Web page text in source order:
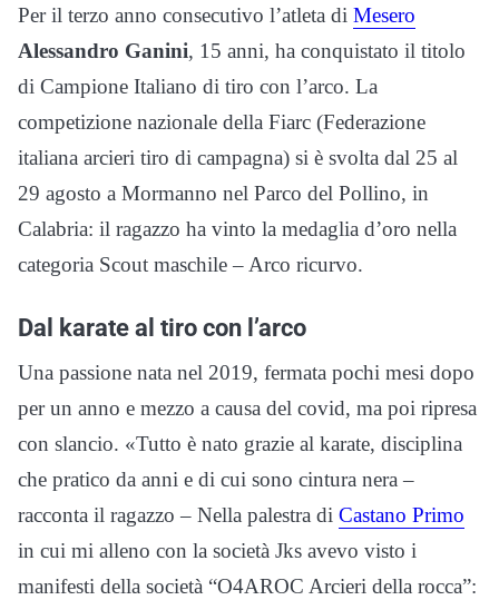
Per il terzo anno consecutivo l’atleta di Mesero
Alessandro Ganini, 15 anni, ha conquistato il titolo
di Campione Italiano di tiro con l’arco. La
competizione nazionale della Fiarc (Federazione
italiana arcieri tiro di campagna) si è svolta dal 25 al
29 agosto a Mormanno nel Parco del Pollino, in
Calabria: il ragazzo ha vinto la medaglia d’oro nella
categoria Scout maschile – Arco ricurvo.
Dal karate al tiro con l’arco
Una passione nata nel 2019, fermata pochi mesi dopo
per un anno e mezzo a causa del covid, ma poi ripresa
con slancio. «Tutto è nato grazie al karate, disciplina
che pratico da anni e di cui sono cintura nera –
racconta il ragazzo – Nella palestra di Castano Primo
in cui mi alleno con la società Jks avevo visto i
manifesti della società “O4AROC Arcieri della rocca”: